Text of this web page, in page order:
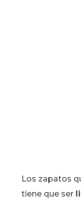
Los zapatos
tiene que ser